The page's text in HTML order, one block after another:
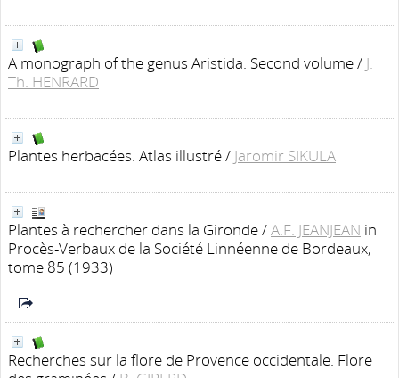
A monograph of the genus Aristida. Second volume/ J.
Th. HENRARD
Plantes herbacées. Atlas illustré/ Jaromir SIKULA
Plantes à rechercher dans la Gironde/A.F. JEANJEAN in
Procès-Verbaux de la Société Linnéenne de Bordeaux,
tome 85 (1933)
Recherches sur la flore de Provence occidentale. Flore